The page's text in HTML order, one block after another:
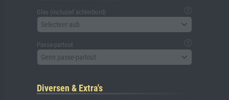
Glas (inclusief achterbord)
Selecteer aub
Passe-partout
Geen passe-partout
Diversen & Extra's